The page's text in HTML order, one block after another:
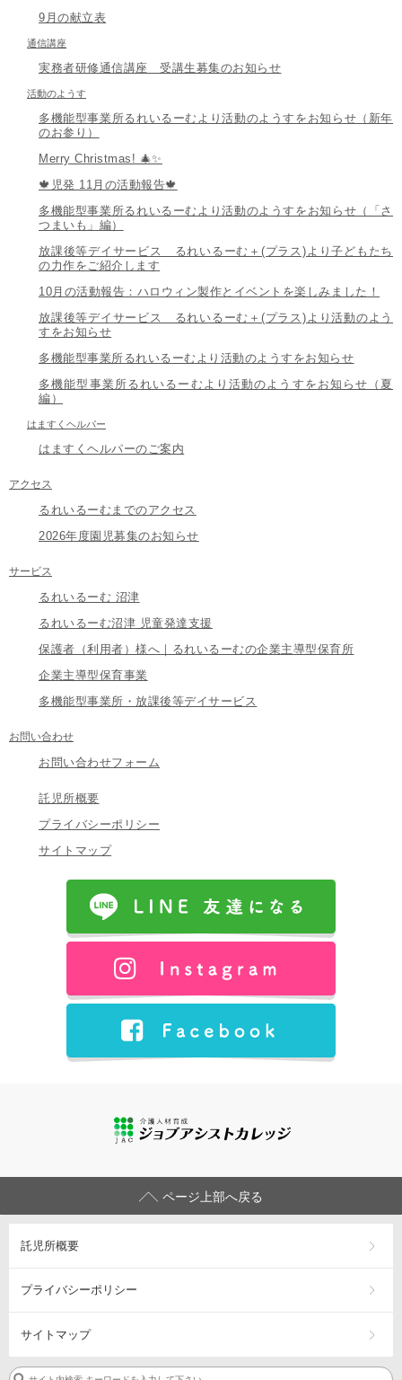
9月の献立表
通信講座
実務者研修通信講座 受講生募集のお知らせ
活動のようす
多機能型事業所るれいるーむより活動のようすをお知らせ（新年
のお参り）
Merry Christmas! 🎄✨
🍁児発 11月の活動報告🍁
多機能型事業所るれいるーむより活動のようすをお知らせ（「さ
つまいも」編）
放課後等デイサービス るれいるーむ＋(プラス)より子どもたち
の力作をご紹介します
10月の活動報告：ハロウィン製作とイベントを楽しみました！
放課後等デイサービス るれいるーむ＋(プラス)より活動のよう
すをお知らせ
多機能型事業所るれいるーむより活動のようすをお知らせ
多機能型事業所るれいるーむより活動のようすをお知らせ（夏
編）
はますくヘルパー
はますくヘルパーのご案内
アクセス
るれいるーむまでのアクセス
2026年度園児募集のお知らせ
サービス
るれいるーむ 沼津
るれいるーむ沼津 児童発達支援
保護者（利用者）様へ｜るれいるーむの企業主導型保育所
企業主導型保育事業
多機能型事業所・放課後等デイサービス
お問い合わせ
お問い合わせフォーム
託児所概要
プライバシーポリシー
サイトマップ
ページ上部へ戻る
託児所概要
プライバシーポリシー
サイトマップ